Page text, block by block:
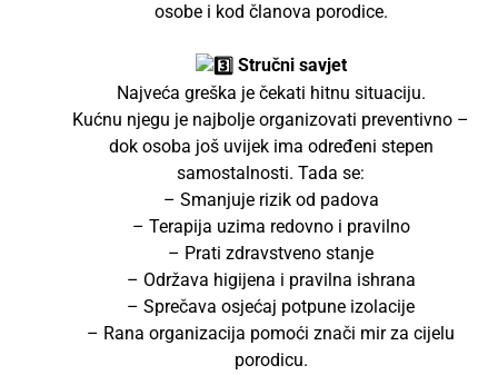
osobe i kod članova porodice.
Stručni savjet
Najveća greška je čekati hitnu situaciju.
Kućnu njegu je najbolje organizovati preventivno –
dok osoba još uvijek ima određeni stepen
samostalnosti. Tada se:
– Smanjuje rizik od padova
– Terapija uzima redovno i pravilno
– Prati zdravstveno stanje
– Održava higijena i pravilna ishrana
– Sprečava osjećaj potpune izolacije
– Rana organizacija pomoći znači mir za cijelu
porodicu.